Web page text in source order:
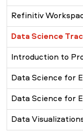
Refinitiv
Data Science
Introduction to
Data Science for
Data Science for
Data